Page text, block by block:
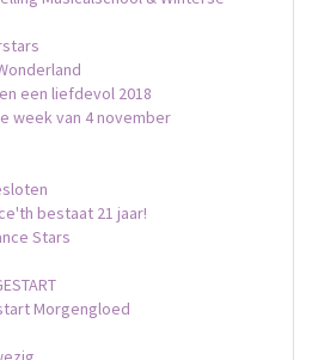
een liefdevol 2018
week van 4 november
bestaat 21 jaar!
Stars
Morgengloed